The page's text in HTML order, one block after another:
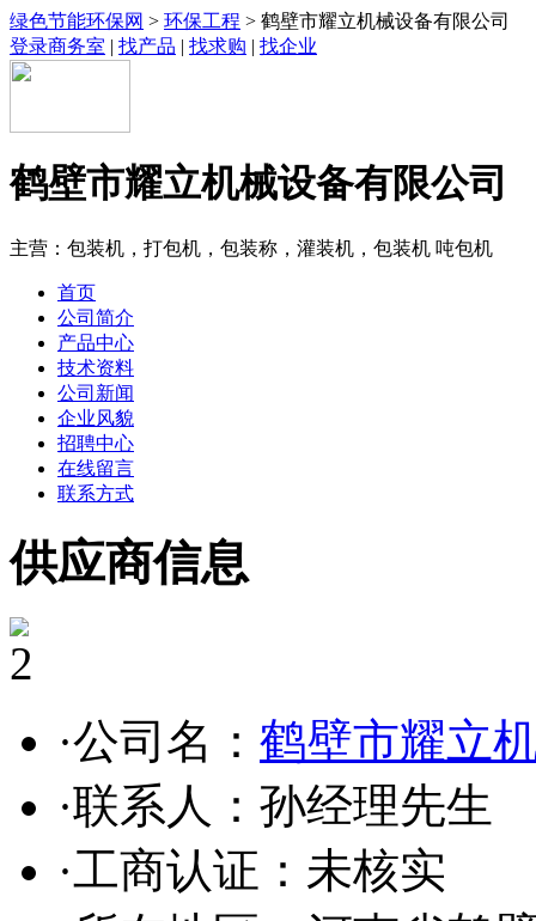
绿色节能环保网 > 环保工程 > 鹤壁市耀立机械设备有限公司
登录商务室 | 找产品 | 找求购 | 找企业
鹤壁市耀立机械设备有限公司
主营：包装机，打包机，包装称，灌装机，包装机 吨包机
首页
公司简介
产品中心
技术资料
公司新闻
企业风貌
招聘中心
在线留言
联系方式
供应商信息
2
·公司名： 鹤壁市耀立
·联系人：孙经理先生
·工商认证： 未核实